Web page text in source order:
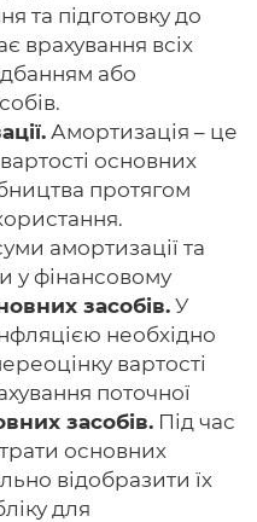
та підготовку до
врахування всіх
або
Амортизація – це
основних
протягом
амортизації та
у фінансовому
засобів. У
необхідно
вартості
поточної
засобів. Під час
основних
відобразити їх
для